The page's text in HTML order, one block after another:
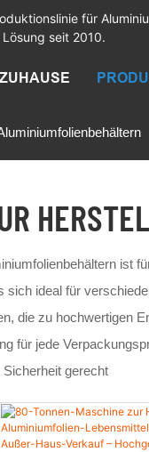
für
Lösung seit 2010.
ZUHAUSE
ist
ideal für
die zu hochwertigen
für jede
gerecht